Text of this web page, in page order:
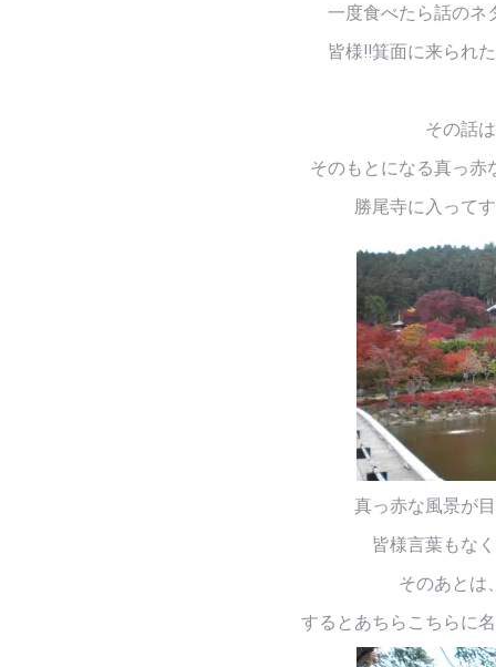
一度食べたら話のネ
皆様!!箕面に来られ
その話
そのもとになる真っ赤
勝尾寺に入って
真っ赤な風景が
皆様言葉もな
そのあとは
するとあちらこちらに